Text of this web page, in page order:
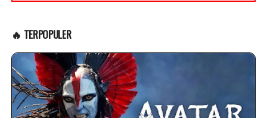
🔥 TERPOPULER